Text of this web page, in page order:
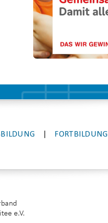
FORTBILDUNG
e.V.